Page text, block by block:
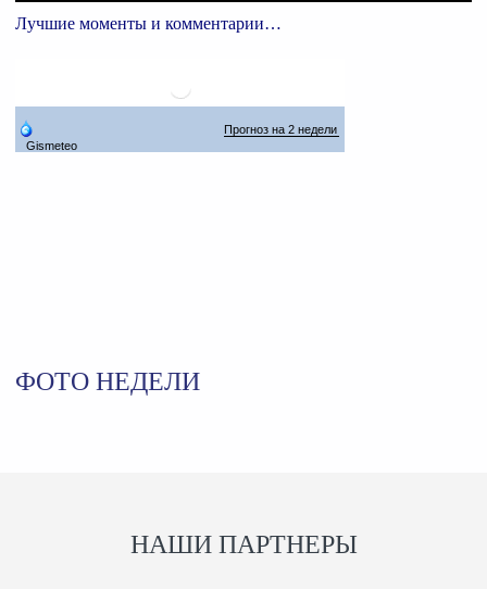
Лучшие моменты и комментарии…
ФОТО НЕДЕЛИ
НАШИ ПАРТНЕРЫ